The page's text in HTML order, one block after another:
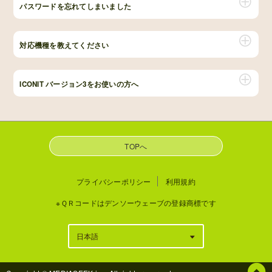
パスワードを忘れてしまいました
対応機種を教えてください
ICONIT バージョン3をお使いの方へ
TOPへ
プライバシーポリシー 利用規約
※ＱＲコードはデンソーウェーブの登録商標です